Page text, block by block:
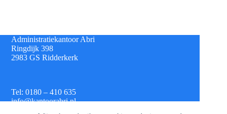
Administratiekantoor Abri
Ringdijk 398
2983 GS Ridderkerk
Tel: 0180 – 410 635
info@kantoorabri.nl